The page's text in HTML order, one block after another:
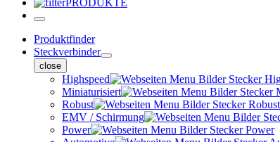
PRODUKTE
Produktfinder
Steckverbinder
close
Highspeed
Miniaturisiert
Robust
EMV / Schirmung
Power